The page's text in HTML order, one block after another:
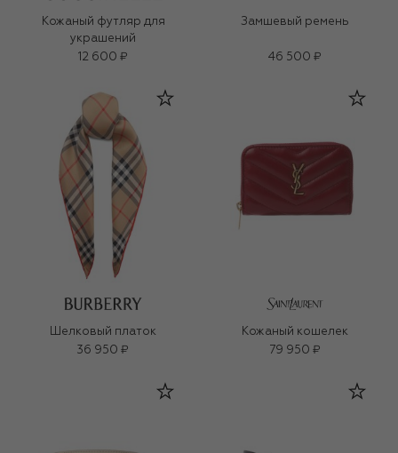
Кожаный футляр для
украшений
12 600 ₽
Замшевый ремень
46 500 ₽
Шелковый платок
36 950 ₽
Кожаный кошелек
79 950 ₽